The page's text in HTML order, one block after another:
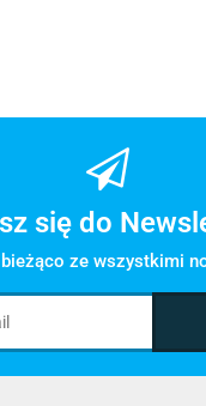
się do
bieżąco ze wszystkimi